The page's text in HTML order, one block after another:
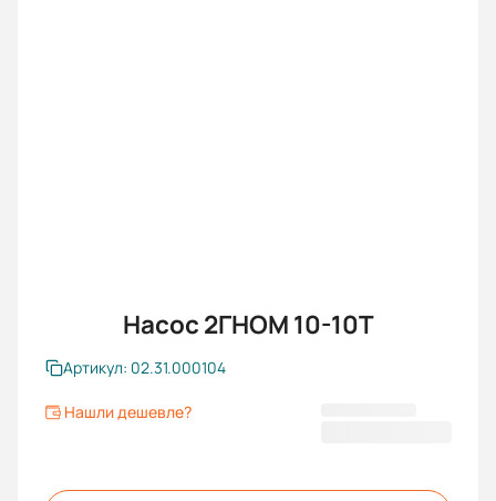
Насос 2ГНОМ 10-10Т
Артикул: 02.31.000104
Нашли дешевле?